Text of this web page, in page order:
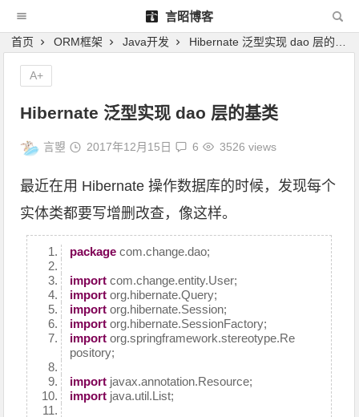
言昭博客
首页 ORM框架 Java开发 Hibernate 泛型实现 dao 层的基类
Hibernate 泛型实现 dao 层的基类
言曌 2017年12月15日 6 3526 views
最近在用 Hibernate 操作数据库的时候，发现每个
实体类都要写增删改查，像这样。
package com.change.dao;
import com.change.entity.User;
import org.hibernate.Query;
import org.hibernate.Session;
import org.hibernate.SessionFactory;
import org.springframework.stereotype.Re
pository;
import javax.annotation.Resource;
import java.util.List;
A+